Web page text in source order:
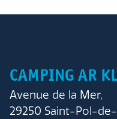
CAMPING AR
Avenue de la Mer,
29250 Saint-Pol-